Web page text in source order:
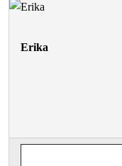
Erika